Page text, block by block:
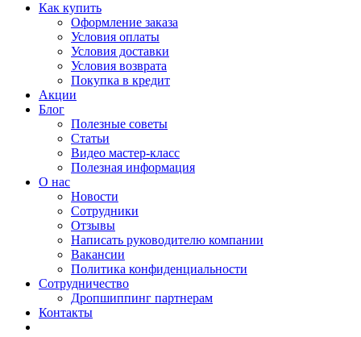
Как купить
Оформление заказа
Условия оплаты
Условия доставки
Условия возврата
Покупка в кредит
Акции
Блог
Полезные советы
Статьи
Видео мастер-класс
Полезная информация
О нас
Новости
Сотрудники
Отзывы
Написать руководителю компании
Вакансии
Политика конфиденциальности
Сотрудничество
Дропшиппинг партнерам
Контакты